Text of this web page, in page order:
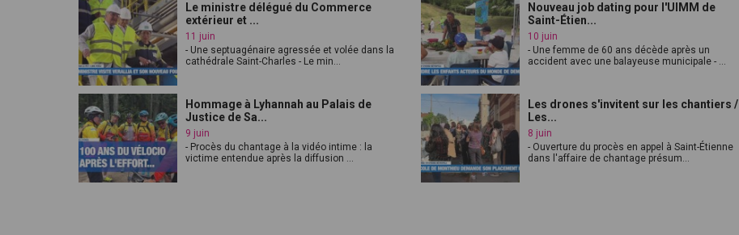
Le ministre délégué du Commerce
extérieur et ...
11 juin
- Une septuagénaire agressée et volée dans la
cathédrale Saint-Charles - Le min...
Nouveau job dating pour l'UIMM de
Saint-Étien...
10 juin
- Une femme de 60 ans décède après un
accident avec une balayeuse municipale - ...
Hommage à Lyhannah au Palais de
Justice de Sa...
9 juin
- Procès du chantage à la vidéo intime : la
victime entendue après la diffusion ...
Les drones s'invitent sur les chantiers /
Les...
8 juin
- Ouverture du procès en appel à Saint-Étienne
dans l'affaire de chantage présum...